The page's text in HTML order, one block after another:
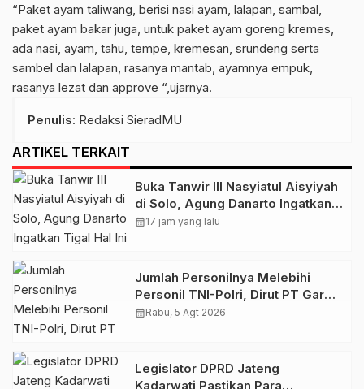
“Paket ayam taliwang, berisi nasi ayam, lalapan, sambal,
paket ayam bakar juga, untuk paket ayam goreng kremes,
ada nasi, ayam, tahu, tempe, kremesan, srundeng serta
sambel dan lalapan, rasanya mantab, ayamnya empuk,
rasanya lezat dan approve “,ujarnya.
Penulis: Redaksi SieradMU
ARTIKEL TERKAIT
Buka Tanwir III Nasyiatul Aisyiyah
di Solo, Agung Danarto Ingatkan
Tigal Hal Ini Untuk Para Kader NA
calendar_month17 jam yang lalu
Jumlah Personilnya Melebihi
Personil TNI-Polri, Dirut PT Garda
Total Security Klaten Tegaskan
calendar_monthRabu, 5 Agt 2026
Legislator DPRD Jateng
Kadarwati Pastikan Para